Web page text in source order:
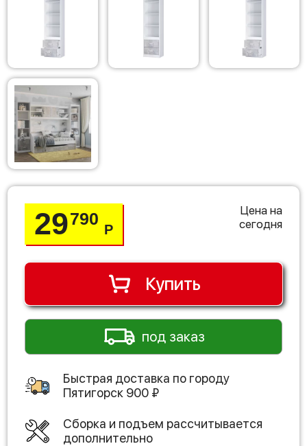
29790
Р
Цена на
сегодня
Купить
под заказ
Быстрая доставка по городу
Пятигорск 900 ₽
Сборка и подъем рассчитывается
дополнительно